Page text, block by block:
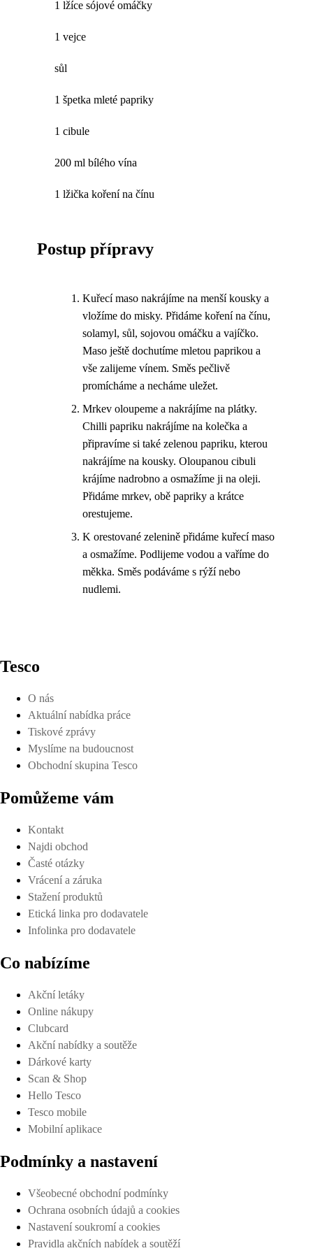
1 lžíce sójové omáčky
1 vejce
sůl
1 špetka mleté papriky
1 cibule
200 ml bílého vína
1 lžička koření na čínu
Postup přípravy
Kuřecí maso nakrájíme na menší kousky a
vložíme do misky. Přidáme koření na čínu,
solamyl, sůl, sojovou omáčku a vajíčko.
Maso ještě dochutíme mletou paprikou a
vše zalijeme vínem. Směs pečlivě
promícháme a necháme uležet.
Mrkev oloupeme a nakrájíme na plátky.
Chilli papriku nakrájíme na kolečka a
připravíme si také zelenou papriku, kterou
nakrájíme na kousky. Oloupanou cibuli
krájíme nadrobno a osmažíme ji na oleji.
Přidáme mrkev, obě papriky a krátce
orestujeme.
K orestované zelenině přidáme kuřecí maso
a osmažíme. Podlijeme vodou a vaříme do
měkka. Směs podáváme s rýží nebo
nudlemi.
Tesco
O nás
Aktuální nabídka práce
Tiskové zprávy
Myslíme na budoucnost
Obchodní skupina Tesco
Pomůžeme vám
Kontakt
Najdi obchod
Časté otázky
Vrácení a záruka
Stažení produktů
Etická linka pro dodavatele
Infolinka pro dodavatele
Co nabízíme
Akční letáky
Online nákupy
Clubcard
Akční nabídky a soutěže
Dárkové karty
Scan & Shop
Hello Tesco
Tesco mobile
Mobilní aplikace
Podmínky a nastavení
Všeobecné obchodní podmínky
Ochrana osobních údajů a cookies
Nastavení soukromí a cookies
Pravidla akčních nabídek a soutěží